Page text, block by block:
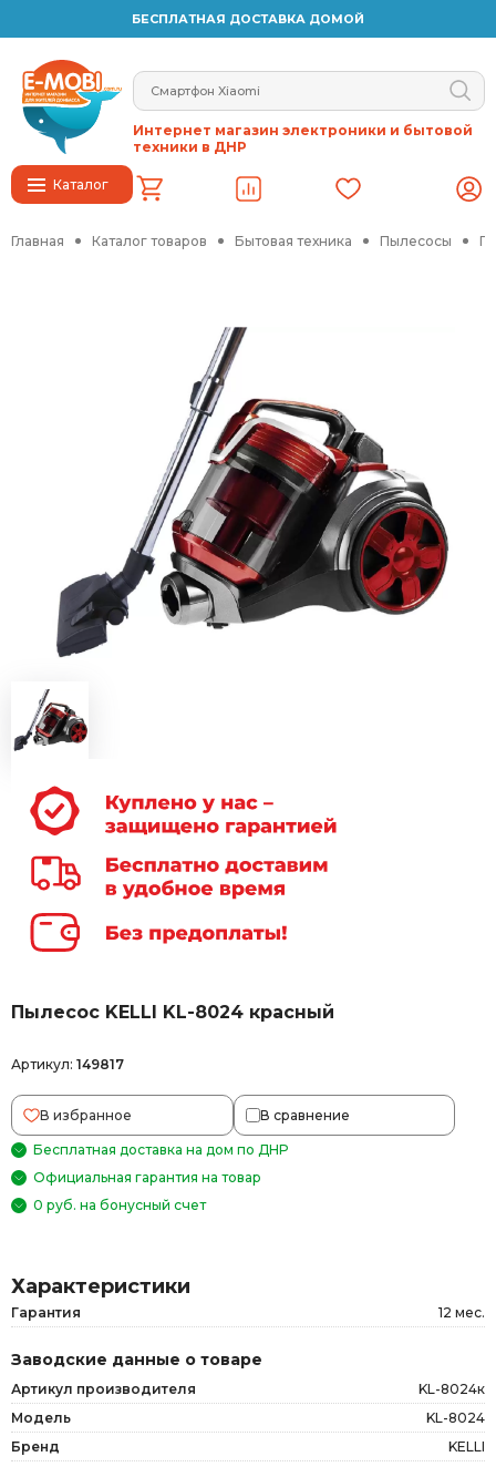
БЕСПЛАТНАЯ ДОСТАВКА ДОМОЙ
Каталог
Интернет магазин электроники и бытовой
техники в ДНР
Главная Каталог товаров Бытовая техника Пылесосы
Пылесос KELLI KL-8024 красный
Артикул: 149817
В избранное В сравнение
Бесплатная доставка на дом по ДНР
Официальная гарантия на товар
0 руб. на бонусный счет
Характеристики
Гарантия 12 мес.
Заводские данные о товаре
Артикул производителя
KL-8024к
Модель
KL-8024
Бренд
KELLI